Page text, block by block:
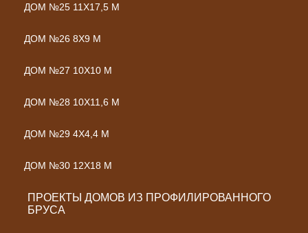
ДОМ №25 11Х17,5 М
ДОМ №26 8Х9 М
ДОМ №27 10Х10 М
ДОМ №28 10Х11,6 М
ДОМ №29 4Х4,4 М
ДОМ №30 12Х18 М
ПРОЕКТЫ ДОМОВ ИЗ ПРОФИЛИРОВАННОГО
БРУСА